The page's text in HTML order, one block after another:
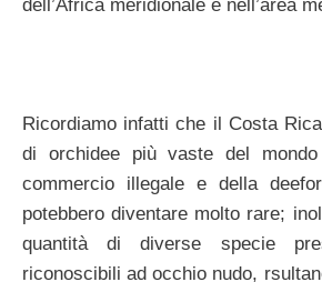
dell’Africa meridionale e nell’area
Ricordiamo infatti che il Costa
di orchidee più vaste del
commercio illegale e della
potebbero diventare molto rare;
quantità di diverse specie
riconoscibili ad occhio nudo,